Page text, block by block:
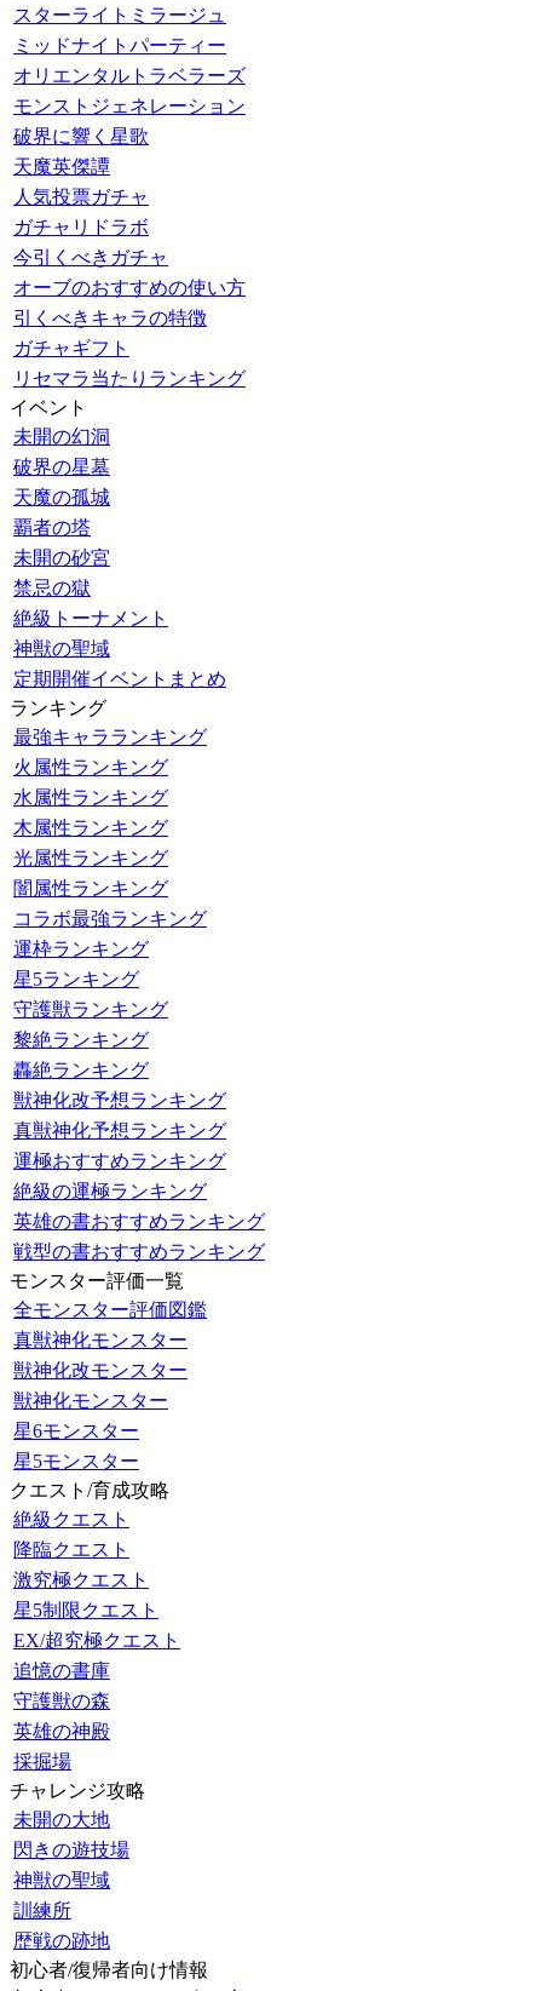
スターライトミラージュ
ミッドナイトパーティー
オリエンタルトラベラーズ
モンストジェネレーション
破界に響く星歌
天魔英傑譚
人気投票ガチャ
ガチャリドラボ
今引くべきガチャ
オーブのおすすめの使い方
引くべきキャラの特徴
ガチャギフト
リセマラ当たりランキング
イベント
未開の幻洞
破界の星墓
天魔の孤城
覇者の塔
未開の砂宮
禁忌の獄
絶級トーナメント
神獣の聖域
定期開催イベントまとめ
ランキング
最強キャラランキング
火属性ランキング
水属性ランキング
木属性ランキング
光属性ランキング
闇属性ランキング
コラボ最強ランキング
運枠ランキング
星5ランキング
守護獣ランキング
黎絶ランキング
轟絶ランキング
獣神化改予想ランキング
真獣神化予想ランキング
運極おすすめランキング
絶級の運極ランキング
英雄の書おすすめランキング
戦型の書おすすめランキング
モンスター評価一覧
全モンスター評価図鑑
真獣神化モンスター
獣神化改モンスター
獣神化モンスター
星6モンスター
星5モンスター
クエスト/育成攻略
絶級クエスト
降臨クエスト
激究極クエスト
星5制限クエスト
EX/超究極クエスト
追憶の書庫
守護獣の森
英雄の神殿
採掘場
チャレンジ攻略
未開の大地
閃きの遊技場
神獣の聖域
訓練所
歴戦の跡地
初心者/復帰者向け情報